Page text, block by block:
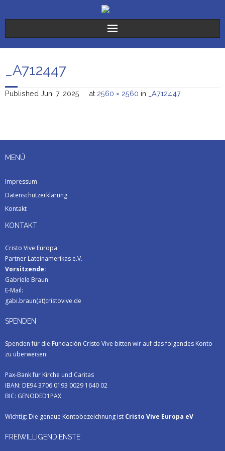
Der Verein
Die Stiftungen
Sr. Karoline
Spenden
_A712447
Published Juni 7, 2025 at 2560 × 2560 in _A712447
MENÜ
Impressum
Datenschutzerklärung
Kontakt
KONTAKT
Cristo Vive Europa
Partner Lateinamerikas e.V.
Vorsitzende:
Gabriele Braun
E-Mail:
gabi.braun(at)cristovive.de
SPENDEN
Spenden für die Fundación Cristo Vive bitten wir auf das folgendes Konto
zu überweisen:
Pax-Bank für Kirche und Caritas
IBAN: DE94 3706 0193 0029 1640 02
BIC: GENODED1PAX
Wichtig: Die genaue Kontobezeichnung ist Cristo Vive Europa eV
FREIWILLIGENDIENSTE